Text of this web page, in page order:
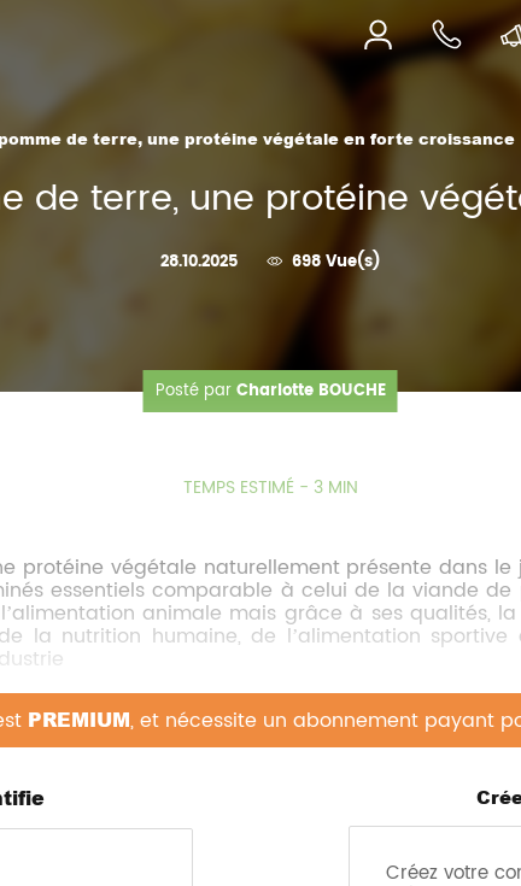
de terre, une protéine végétale en forte croissance
de terre, une protéine
28.10.2025 698 Vue(s)
Posté parCharlotte BOUCHE
PREMIUM, et nécessite un abonnement payant
Créez votre
TEMPS ESTIMÉ - 3 MIN
protéine végétale naturellement présente dans
essentiels comparable à celui de la viande
animale mais grâce à ses qualités,
la nutrition humaine, de l’alimentation
et devrait connaître un TCAC de 6.05% entre
plus important que la protéine de soja
de ce marché :
de la nutrition sportive ou du